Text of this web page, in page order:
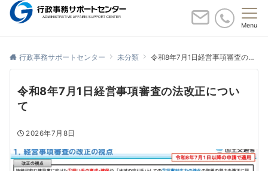
Menu
行政事務サポートセンター 未分類 令和8年7月1日経営事項審査の法改正について
令和8年7月1日経営事項審査の法改正につい
て
2026年7月8日